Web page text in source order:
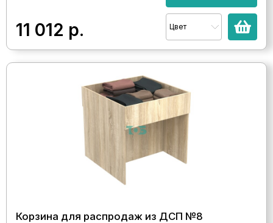
11 012 р. Цвет
Корзина для распродаж из ДСП №8